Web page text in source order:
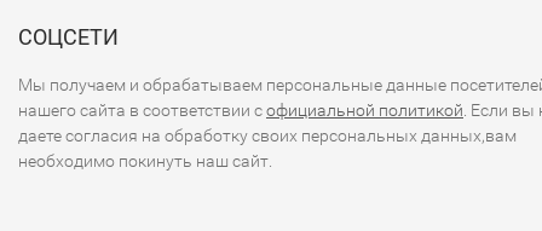
СОЦСЕТИ
Мы получаем и обрабатываем персональные данные
нашего сайта в соответствии софициальной политикой . Если вы
даете согласия на обработку своих персональных данных,вам
необходимо покинуть наш сайт.